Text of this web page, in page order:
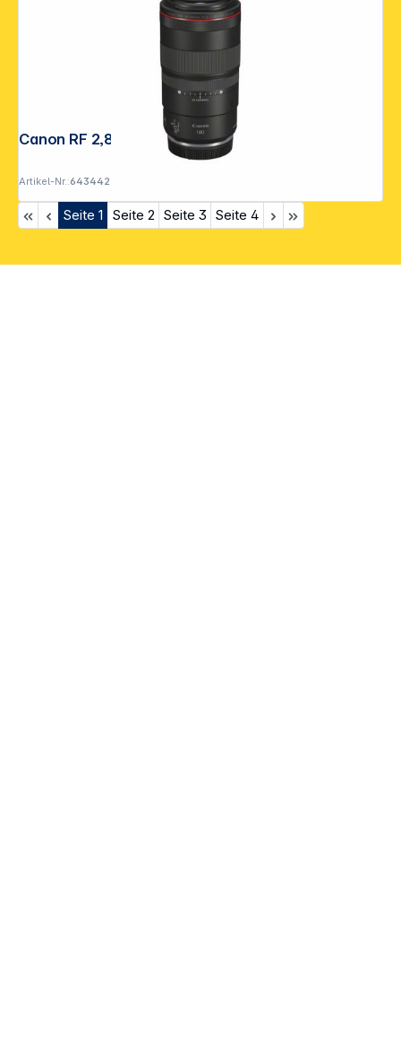
Canon RF 2,8/100 L Macro IS USM
Artikel-Nr.:643442
Seite 1 Seite 2 Seite 3 Seite 4